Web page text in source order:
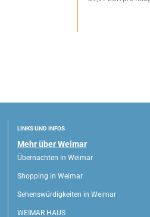
LINKS UND INFOS
Mehr über Weimar
Übernachten in Weimar
Shopping in Weimar
Sehenswürdigkeiten in Weimar
WEIMAR HAUS